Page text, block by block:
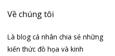
Về chúng tôi
Là blog cá nhân chia sẻ những
kiến thức đồ họa và kinh